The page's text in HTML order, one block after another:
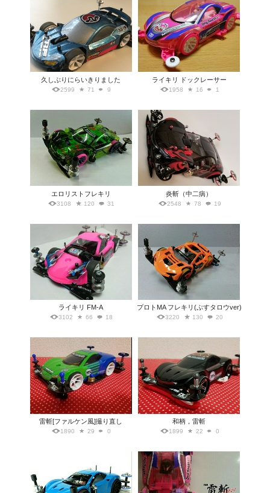
久しぶりにらいきりました
2599 71 9
ライキリ ドックレーサー
1958 16 1
エロリストフレキリ
3108 120 31
炎斬（中二病）
2548 78 19
ライキリ FM-A
3102 66 18
プロトMA フレキリ(ぷすタロウver)
3220 130 20
雷斬[ファルケン風]撮り直し
1890 29 0
和柄，雷斬
1899 22 0